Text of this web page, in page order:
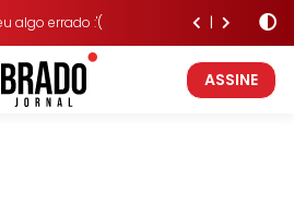
algo errado :'(
ASSINE